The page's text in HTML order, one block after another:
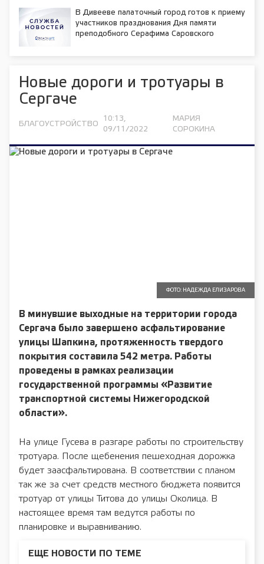
В Дивееве палаточный город готов к приему
участников празднования Дня памяти
преподобного Серафима Саровского
Новые дороги и тротуары в
Сергаче
БЛАГОУСТРОЙСТВО
10:13,
09/11/2022
МАРИЯ
СОРОКИНА
ФОТО: НАДЕЖДА ЕЛИЗАРОВА
В минувшие выходные на территории города
Сергача было завершено асфальтирование
улицы Шапкина, протяженность твердого
покрытия составила 542 метра. Работы
проведены в рамках реализации
государственной программы «Развитие
транспортной системы Нижегородской
области».
На улице Гусева в разгаре работы по строительству
тротуара. После щебенения пешеходная дорожка
будет заасфальтирована. В соответствии с планом
так же за счет средств местного бюджета появится
тротуар от улицы Титова до улицы Околица. В
настоящее время там ведутся работы по
планировке и выравниванию.
ЕЩЕ НОВОСТИ ПО ТЕМЕ